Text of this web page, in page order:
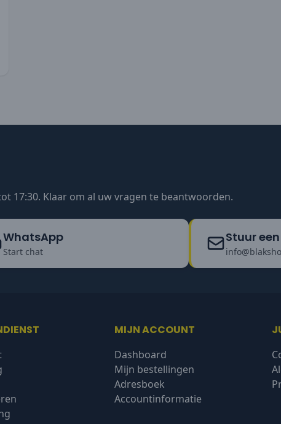
17:30. Klaar om al uw vragen te beantwoorden.
WhatsApp
Start chat
Stuur
MIJN ACCOUNT
Dashboard
Mijn bestellingen
Adresboek
Accountinformatie